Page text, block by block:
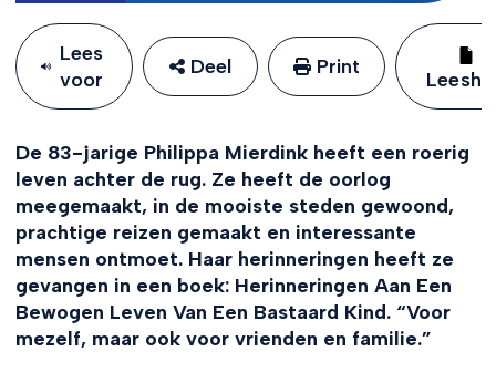
Lees
voor
Deel Print
De 83-jarige Philippa Mierdink heeft een roerig
leven achter de rug. Ze heeft de oorlog
meegemaakt, in de mooiste steden gewoond,
prachtige reizen gemaakt en interessante
mensen ontmoet. Haar herinneringen heeft ze
gevangen in een boek: Herinneringen Aan Een
Bewogen Leven Van Een Bastaard Kind. “Voor
mezelf, maar ook voor vrienden en familie.”